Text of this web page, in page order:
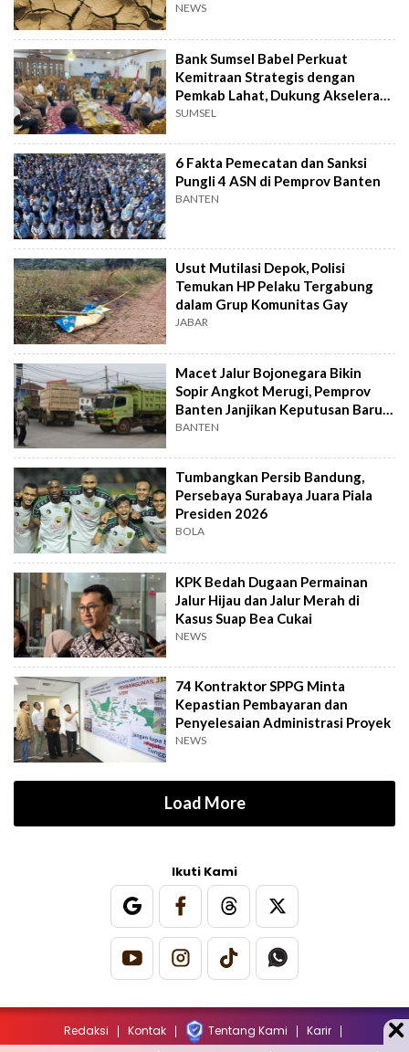
NEWS
Bank Sumsel Babel Perkuat
Kemitraan Strategis dengan
Pemkab Lahat, Dukung Akselerasi
Ekonomi Daerah
SUMSEL
6 Fakta Pemecatan dan Sanksi
Pungli 4 ASN di Pemprov Banten
BANTEN
Usut Mutilasi Depok, Polisi
Temukan HP Pelaku Tergabung
dalam Grup Komunitas Gay
JABAR
Macet Jalur Bojonegara Bikin
Sopir Angkot Merugi, Pemprov
Banten Janjikan Keputusan Baru 4
Hari Lagi
BANTEN
Tumbangkan Persib Bandung,
Persebaya Surabaya Juara Piala
Presiden 2026
BOLA
KPK Bedah Dugaan Permainan
Jalur Hijau dan Jalur Merah di
Kasus Suap Bea Cukai
NEWS
74 Kontraktor SPPG Minta
Kepastian Pembayaran dan
Penyelesaian Administrasi Proyek
NEWS
Load More
Ikuti Kami
Redaksi Kontak Tentang Kami
Karir